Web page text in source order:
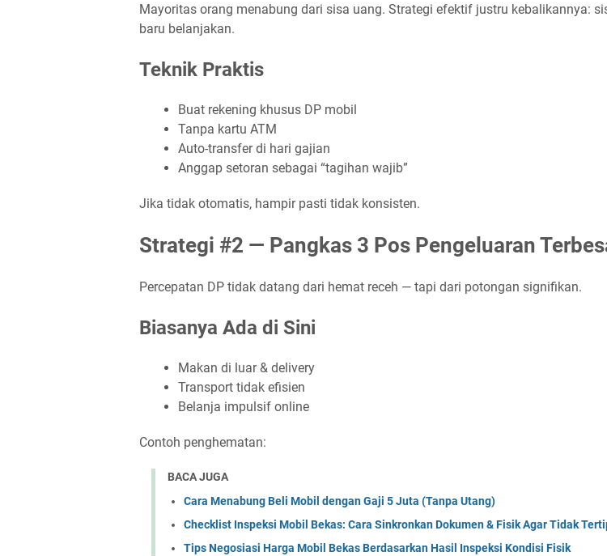
Mayoritas orang menabung dari sisa uang. Strategi efektif justru kebalikannya:
baru belanjakan.
Teknik Praktis
Buat rekening khusus DP mobil
Tanpa kartu ATM
Auto-transfer di hari gajian
Anggap setoran sebagai “tagihan wajib”
Jika tidak otomatis, hampir pasti tidak konsisten.
Strategi #2 — Pangkas 3 Pos Pengeluaran
Percepatan DP tidak datang dari hemat receh — tapi dari potongan signifikan.
Biasanya Ada di Sini
Makan di luar & delivery
Transport tidak efisien
Belanja impulsif online
Contoh penghematan:
BACA JUGA
Cara Menabung Beli Mobil dengan Gaji 5 Juta (Tanpa Utang)
Checklist Inspeksi Mobil Bekas: Cara Sinkronkan Dokumen & Fisik Agar Tidak
Tips Negosiasi Harga Mobil Bekas Berdasarkan Hasil Inspeksi Kondisi Fisik